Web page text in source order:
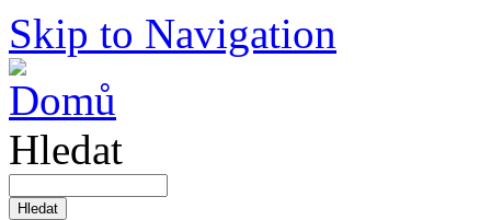
Skip to Navigation
Hledat